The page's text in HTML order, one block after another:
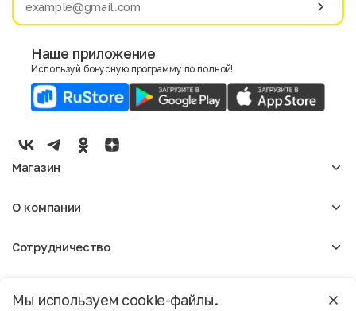
Имя
E-mail
Мужской
Женский
Мы используем cookie-файлы.
Москва
Наше приложение
Используй бонусную программу по полной!
Магазин
Мужское
О компании
Отзывы
Магазины
Сотрудничество
Реклама